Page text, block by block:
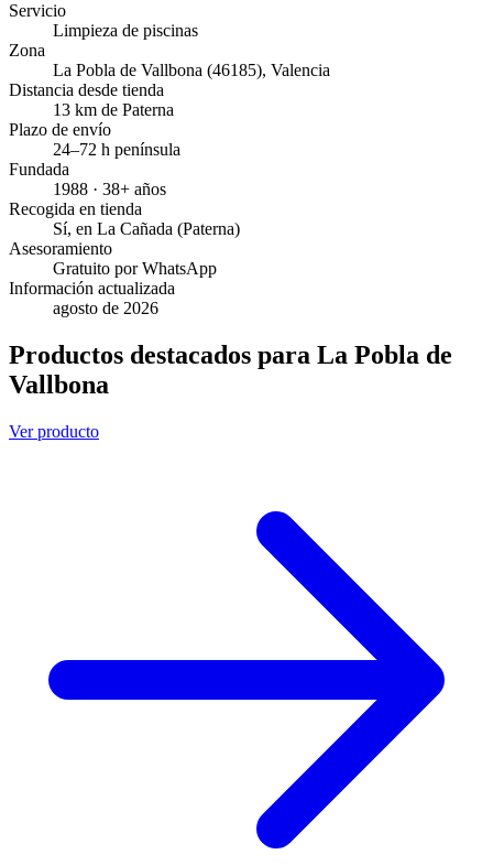
Servicio
Limpieza de piscinas
Zona
La Pobla de Vallbona (46185), Valencia
Distancia desde tienda
13 km de Paterna
Plazo de envío
24–72 h península
Fundada
1988 · 38+ años
Recogida en tienda
Sí, en La Cañada (Paterna)
Asesoramiento
Gratuito por WhatsApp
Información actualizada
agosto de 2026
Productos destacados para La Pobla de
Vallbona
Ver producto